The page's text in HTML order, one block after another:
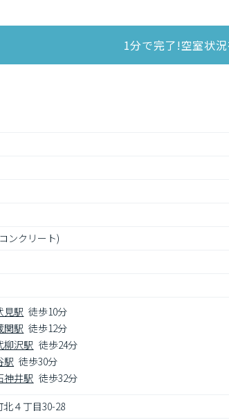
1分で完了!空室状
ンクリート)
見駅 徒歩10分
関駅 徒歩12分
柳沢駅 徒歩24分
駅 徒歩30分
神井駅 徒歩32分
４丁目30-28